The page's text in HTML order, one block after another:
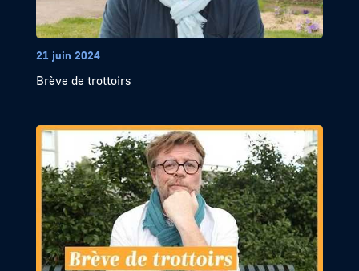
21 juin 2024
Brève de trottoirs